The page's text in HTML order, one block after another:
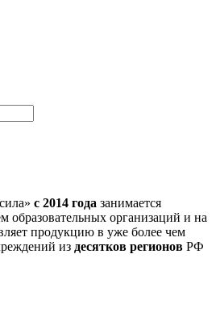
с 2014 года занимается
образовательных организаций и на
продукцию в уже более чем
из десятков регионов РФ